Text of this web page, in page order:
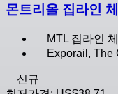
몬트리올 집라인
MTL 집라인
Exporail, The
신규